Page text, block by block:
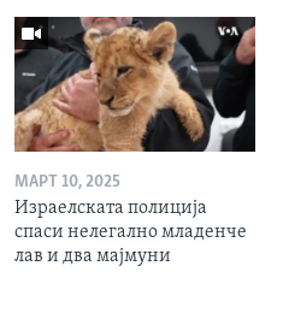
МАРТ 10, 2025
Израелската полиција
спаси нелегално младенче
лав и два мајмуни